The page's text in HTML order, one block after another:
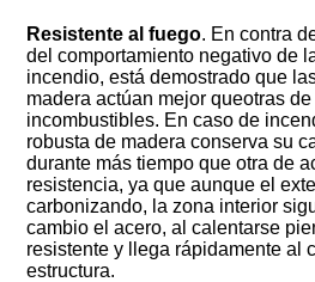
Resistente al fuego. En contra
del comportamiento negativo de
incendio, está demostrado que
madera actúan mejor queotras
incombustibles. En caso de
robusta de madera conserva su
durante más tiempo que otra de
resistencia, ya que aunque el
carbonizando, la zona interior
cambio el acero, al calentarse
resistente y llega rápidamente al
estructura.